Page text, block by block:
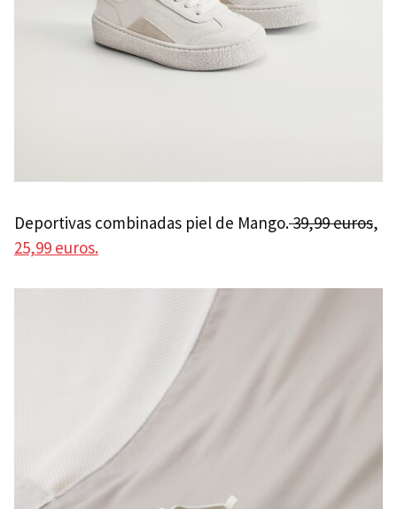
Deportivas combinadas piel de Mango.39,99 euros,
25,99 euros.